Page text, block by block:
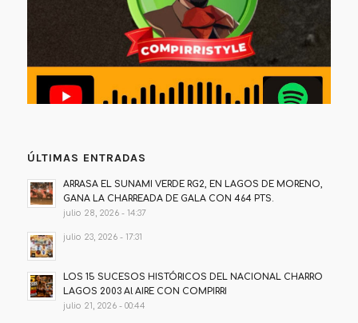
ÚLTIMAS ENTRADAS
ARRASA EL SUNAMI VERDE RG2, EN LAGOS DE MORENO,
GANA LA CHARREADA DE GALA CON 464 PTS.
julio 28, 2026 - 14:37
julio 23, 2026 - 17:31
LOS 15 SUCESOS HISTÓRICOS DEL NACIONAL CHARRO
LAGOS 2003 Al AIRE CON COMPIRRI
julio 21, 2026 - 00:44